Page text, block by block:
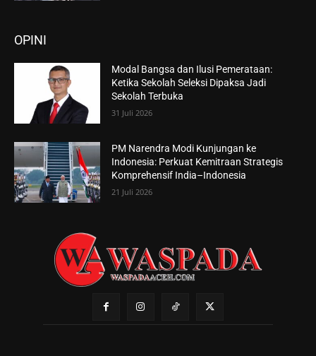
OPINI
Modal Bangsa dan Ilusi Pemerataan:
Ketika Sekolah Seleksi Dipaksa Jadi
Sekolah Terbuka
31 Juli 2026
PM Narendra Modi Kunjungan ke
Indonesia: Perkuat Kemitraan Strategis
Komprehensif India–Indonesia
21 Juli 2026